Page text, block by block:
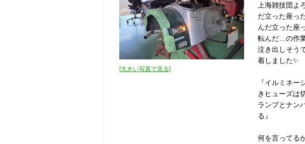
[大きい写真で見る]
上海雑技団よ
だ立った座っ
んだ立った座
転んだ…の作
泣き出しそう
着しました✨
『イルミネー
きヒューズは
ランプとナン
る』
何を言ってる